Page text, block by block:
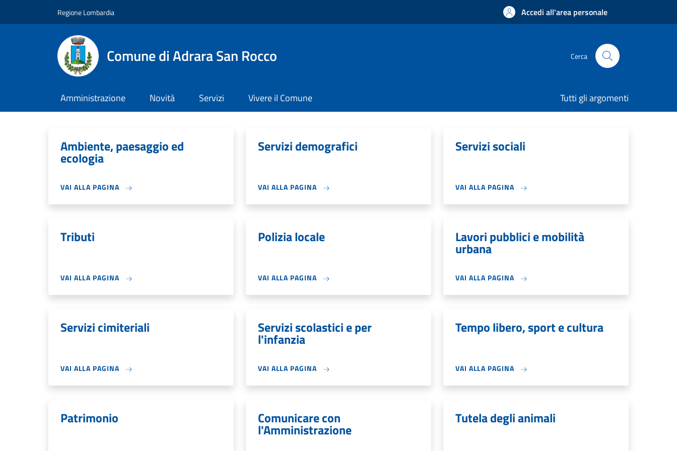
Regione Lombardia Accedi all'area personale
Comune di Adrara San Rocco Cerca
Amministrazione Novità Servizi Vivere il Comune Tutti gli argomenti
Ambiente, paesaggio ed
ecologia
VAI ALLA PAGINA
Servizi demografici
VAI ALLA PAGINA
Servizi sociali
VAI ALLA PAGINA
Tributi
VAI ALLA PAGINA
Polizia locale
VAI ALLA PAGINA
Lavori pubblici e mobilità
urbana
VAI ALLA PAGINA
Servizi cimiteriali
VAI ALLA PAGINA
Servizi scolastici e per
l'infanzia
VAI ALLA PAGINA
Tempo libero, sport e cultura
VAI ALLA PAGINA
Patrimonio Comunicare con
l'Amministrazione
Tutela degli animali